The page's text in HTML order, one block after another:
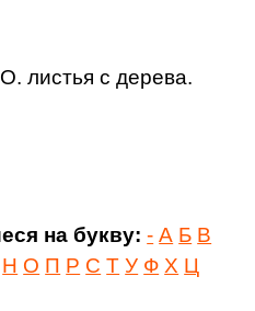
листья с дерева.
на букву: - А Б В
Н О П Р С Т У Ф Х Ц